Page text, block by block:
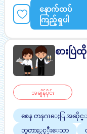
နောက်ထပ်
ကြည့်ရှုပါ
စားပြဲ
အချိန်ပိုင်း
စေန တနဂၤေႏြ အဆိုင္
ဘူတာႏွင့္နီးေသာ